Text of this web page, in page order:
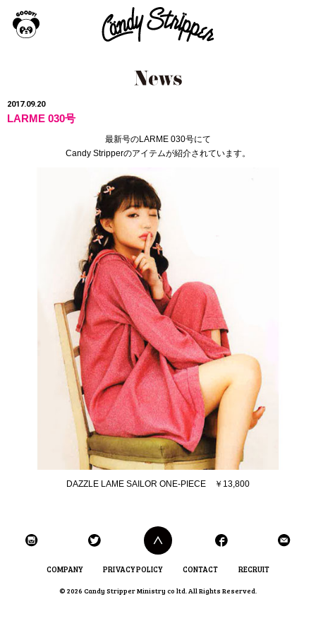
2017.09.20
LARME 030号
最新号のLARME 030号にて
Candy Stripperのアイテムが紹介されています。
DAZZLE LAME SAILOR ONE-PIECE ￥13,800
COMPANY PRIVACY POLICY CONTACT RECRUIT
© 2026 Candy Stripper Ministry co ltd. All Rights Reserved.